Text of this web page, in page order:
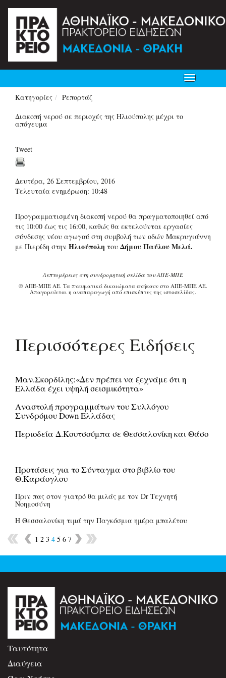
Toggle
navigation
Κατηγορίες
Ρεπορτάζ
Διακοπή νερού σε περιοχές της Ηλιούπολης μέχρι το
απόγευμα
Tweet
Δευτέρα, 26 Σεπτεμβρίου, 2016
Τελευταία ενημέρωση: 10:48
Προγραμματισμένη διακοπή νερού θα πραγματοποιηθεί από
τις 10:00 έως τις 16:00, καθώς θα εκτελούνται εργασίες
σύνδεσης νέου αγωγού στη συμβολή των οδών Μακρυγιάννη
με Πιερίδη στην Ηλιούπολη του Δήμου Παύλου Μελά.
Λεπτομέρειες στη συνδρομητική σελίδα του ΑΠΕ-ΜΠΕ
© ΑΠΕ-ΜΠΕ ΑΕ. Τα πνευματικά δικαιώματα ανήκουν στο ΑΠΕ-ΜΠΕ ΑΕ.
Απαγορεύεται η αναπαραγωγή από επισκέπτες της ιστοσελίδας.
Περισσότερες Ειδήσεις
Μαν.Σκορδίλης:«Δεν πρέπει να ξεχνάμε ότι η
Ελλάδα έχει υψηλή σεισμικότητα»
Αναστολή προγραμμάτων του Συλλόγου
Συνδρόμου Down Ελλάδας
Περιοδεία Δ.Κουτσούμπα σε Θεσσαλονίκη και Θάσο
Προτάσεις για το Σύνταγμα στο βιβλίο του
Θ.Καράογλου
Πριν πας στον γιατρό θα μιλάς με τον Dr Τεχνητή
Νοημοσύνη
Η Θεσσαλονίκη τιμά την Παγκόσμια ημέρα μπαλέτου
1 2 3 4 5 6 7
Ταυτότητα
Διαύγεια